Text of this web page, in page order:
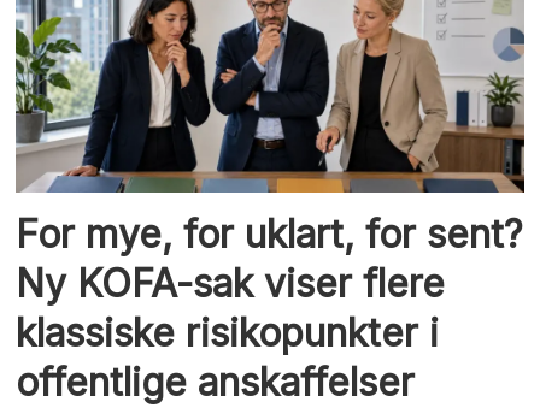
For mye, for uklart, for sent?
Ny KOFA-sak viser flere
klassiske risikopunkter i
offentlige anskaffelser